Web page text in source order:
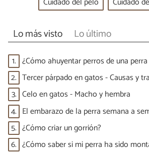
Lo más visto Lo último
1. ¿Cómo ahuyentar perros de una
2. Tercer párpado en gatos - Causas y
3. Celo en gatos - Macho y hembra
4. El embarazo de la perra semana a
5. ¿Cómo criar un gorrión?
6. ¿Cómo saber si mi perra ha sido